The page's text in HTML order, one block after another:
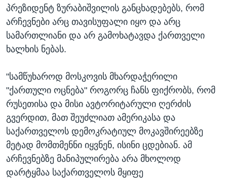
პრეზიდენტ ზურაბიშვილის განცხადებებს, რომ
არჩევნები არც თავისუფალი იყო და არც
სამართლიანი და არ გამოხატავდა ქართველი
ხალხის ნებას.
"სამწუხაროდ მოსკოვის მხარდაჭერილი
"ქართული ოცნება" როგორც ჩანს ფიქრობს, რომ
რუსეთისა და მისი ავტორიტარული ღერძის
გვერდით, მათ შეუძლიათ ამერიკასა და
საქართველოს დემოკრატიულ მოკავშირეებზე
მეტად მომთმენნი იყვნენ, ისინი ცდებიან. ამ
არჩევნებზე მანიპულირება არა მხოლოდ
დარტყმაა საქართველოს მყიფე